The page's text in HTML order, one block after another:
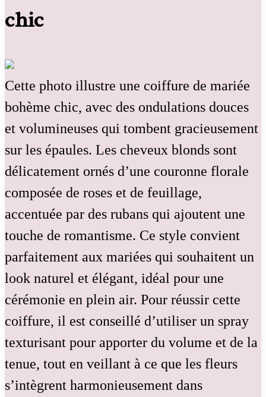
chic
Cette photo illustre une coiffure de mariée
bohème chic, avec des ondulations douces
et volumineuses qui tombent gracieusement
sur les épaules. Les cheveux blonds sont
délicatement ornés d’une couronne florale
composée de roses et de feuillage,
accentuée par des rubans qui ajoutent une
touche de romantisme. Ce style convient
parfaitement aux mariées qui souhaitent un
look naturel et élégant, idéal pour une
cérémonie en plein air. Pour réussir cette
coiffure, il est conseillé d’utiliser un spray
texturisant pour apporter du volume et de la
tenue, tout en veillant à ce que les fleurs
s’intègrent harmonieusement dans